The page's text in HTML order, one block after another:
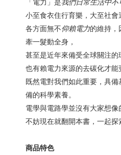
「電力」是我們日常生活中不
小至食衣住行育樂，大至社會
各方面無不仰賴電力的維持，
牽一髮動全身，
甚至是近年來備受全球關注的
也有賴電力來源的去碳化才能
既然電對我們如此重要，具
備的科學素養。
電學與電路學並沒有大家想像
不妨現在就翻開本書，一起探
商品特色